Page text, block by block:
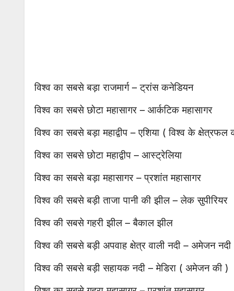
विश्व का सबसे बड़ा राजमार्ग – ट्रांस कनेडियन
विश्व का सबसे छोटा महासागर – आर्कटिक महासागर
विश्व का सबसे बड़ा महाद्वीप – एशिया ( विश्व के
विश्व का सबसे छोटा महाद्वीप – आस्ट्रेलिया
विश्व का सबसे बड़ा महासागर – प्रशांत महासागर
विश्व की सबसे बड़ी ताजा पानी की झील – लेक सुपीरियर
विश्व की सबसे गहरी झील – बैकाल झील
विश्व की सबसे बड़ी अपवाह क्षेत्र वाली नदी – अमेजन नदी
विश्व की सबसे बड़ी सहायक नदी – मेडिरा ( अमेजन की )